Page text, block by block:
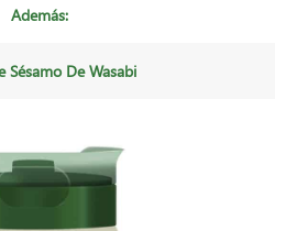
Además:
Sésamo De Wasabi